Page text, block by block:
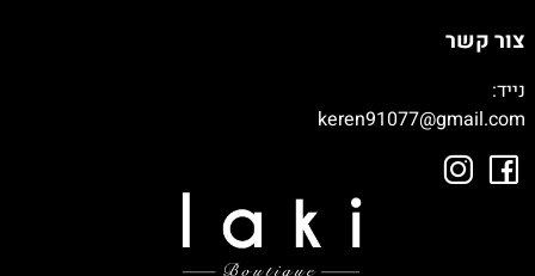
צור קשר
נייד:
keren91077@gmail.com